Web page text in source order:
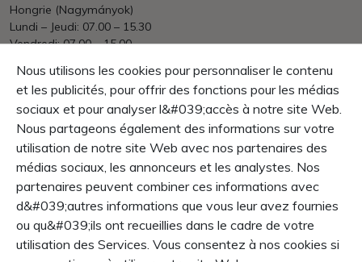
Hongrie (Nagymányok)
Lundi – Jeudi: 07.00 – 15.30
Vendredi: 07.00 – 15.00
Expédition
en ligne dès prix HUF 70&#039;000.- franco domicile
Paiement
net dans les 30 jours
Droit de retour dans le 10 jours
La garantie produit 1 année
Nous utilisons les cookies pour personnaliser le contenu
et les publicités, pour offrir des fonctions pour les médias
sociaux et pour analyser l&#039;accès à notre site Web.
Nous partageons également des informations sur votre
utilisation de notre site Web avec nos partenaires des
médias sociaux, les annonceurs et les analystes. Nos
partenaires peuvent combiner ces informations avec
d&#039;autres informations que vous leur avez fournies
ou qu&#039;ils ont recueillies dans le cadre de votre
utilisation des Services. Vous consentez à nos cookies si